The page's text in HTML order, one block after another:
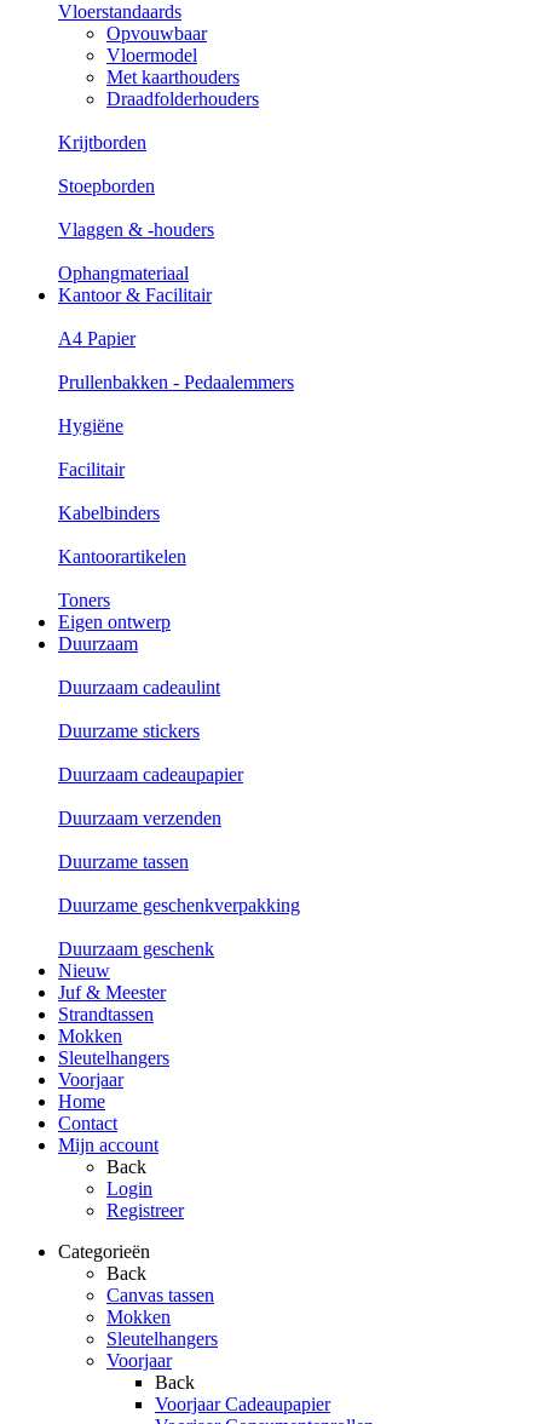
Vloerstandaards
Opvouwbaar
Vloermodel
Met kaarthouders
Draadfolderhouders
Krijtborden
Stoepborden
Vlaggen & -houders
Ophangmateriaal
Kantoor & Facilitair
A4 Papier
Prullenbakken - Pedaalemmers
Hygiëne
Facilitair
Kabelbinders
Kantoorartikelen
Toners
Eigen ontwerp
Duurzaam
Duurzaam cadeaulint
Duurzame stickers
Duurzaam cadeaupapier
Duurzaam verzenden
Duurzame tassen
Duurzame geschenkverpakking
Duurzaam geschenk
Nieuw
Juf & Meester
Strandtassen
Mokken
Sleutelhangers
Voorjaar
Home
Contact
Mijn account
Back
Login
Registreer
Categorieën
Back
Canvas tassen
Mokken
Sleutelhangers
Voorjaar
Back
Voorjaar Cadeaupapier